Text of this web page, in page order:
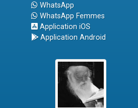
WhatsApp
WhatsApp Femmes
Application iOS
Application Android